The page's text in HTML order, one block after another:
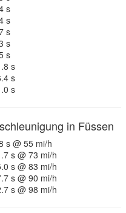
s
s
s
s
s
s
s
s
in Füssen
s @ 55 mi/h
s @ 73 mi/h
s @ 83 mi/h
s @ 90 mi/h
s @ 98 mi/h